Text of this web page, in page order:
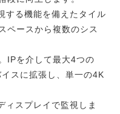
する機能を備えたタイル
ペースから複数のシス
IPを介して最大4つの
スに拡張し、単一の4K
ィスプレイで監視しま